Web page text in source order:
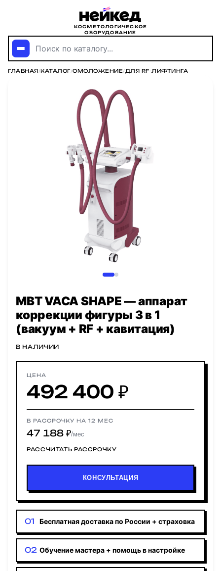
КОСМЕТОЛОГИЧЕСКОЕ
ОБОРУДОВАНИЕ
Поиск по каталогу...
ГЛАВНАЯ/КАТАЛОГ/ОМОЛОЖЕНИЕ/ДЛЯ RF-ЛИФТИНГА
MBT VACA SHAPE — аппарат
коррекции фигуры 3 в 1
(вакуум + RF + кавитация)
В НАЛИЧИИ
ЦЕНА
492 400 ₽
В РАССРОЧКУ НА 12 МЕС
47 188 ₽/мес
РАССЧИТАТЬ РАССРОЧКУ
КОНСУЛЬТАЦИЯ
Бесплатная доставка по России + страховка
Обучение мастера + помощь в настройке